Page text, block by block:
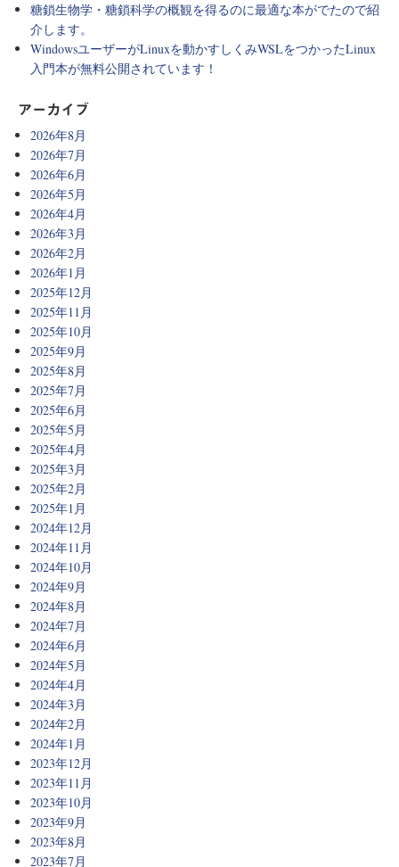
糖鎖生物学・糖鎖科学の概観を得るのに最適な本がでたので紹
介します。
WindowsユーザーがLinuxを動かすしくみWSLをつかったLinux
入門本が無料公開されています！
アーカイブ
2026年8月
2026年7月
2026年6月
2026年5月
2026年4月
2026年3月
2026年2月
2026年1月
2025年12月
2025年11月
2025年10月
2025年9月
2025年8月
2025年7月
2025年6月
2025年5月
2025年4月
2025年3月
2025年2月
2025年1月
2024年12月
2024年11月
2024年10月
2024年9月
2024年8月
2024年7月
2024年6月
2024年5月
2024年4月
2024年3月
2024年2月
2024年1月
2023年12月
2023年11月
2023年10月
2023年9月
2023年8月
2023年7月